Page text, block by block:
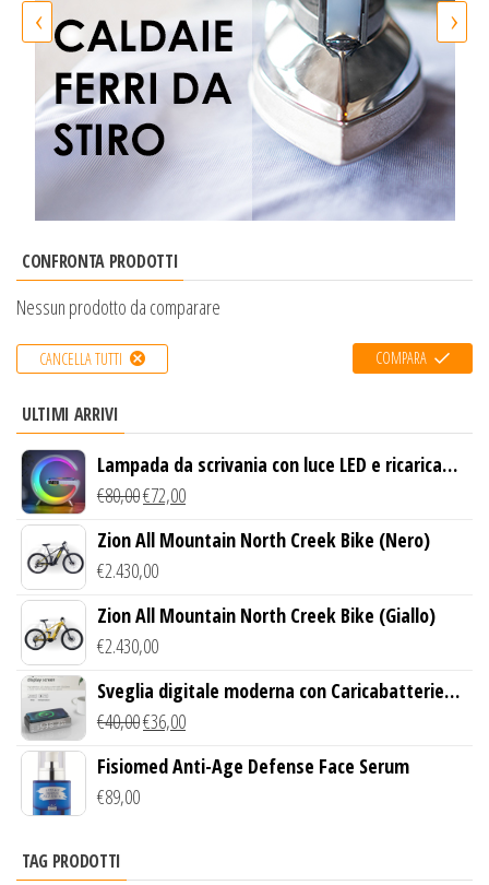
‹ ›
CONFRONTA PRODOTTI
Nessun prodotto da comparare
CANCELLA TUTTI COMPARA
ULTIMI ARRIVI
Lampada da scrivania con luce LED e ricarica
wireless
€80,00€72,00
Zion All Mountain North Creek Bike (Nero)
€2.430,00
Zion All Mountain North Creek Bike (Giallo)
€2.430,00
Sveglia digitale moderna con Caricabatterie
Wireless Qi
€40,00€36,00
Fisiomed Anti-Age Defense Face Serum
€89,00
TAG PRODOTTI